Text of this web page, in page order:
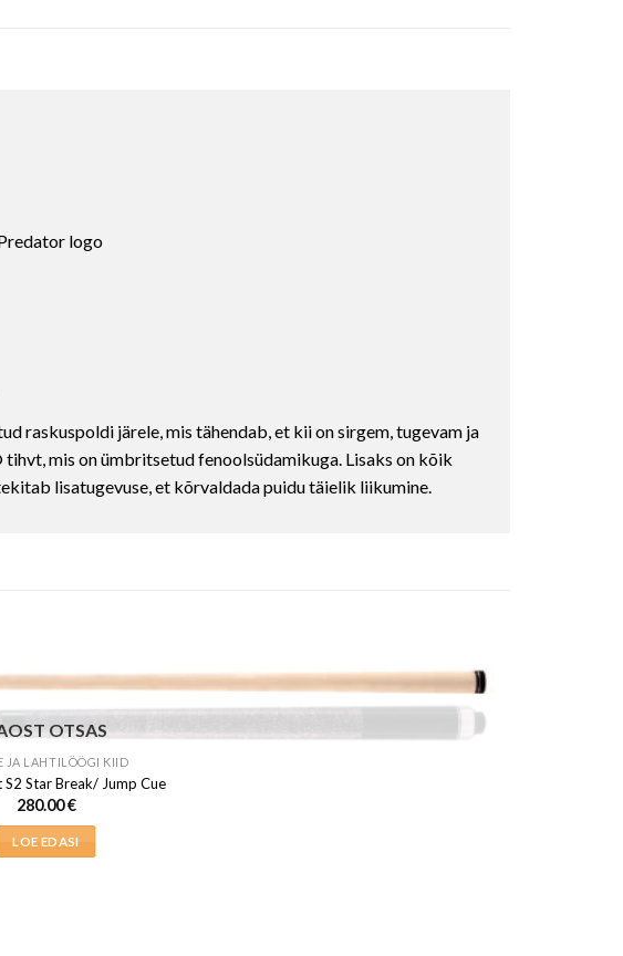
logo
raskuspoldi järele, mis tähendab, et kii on sirgem, tugevam ja
mis on ümbritsetud fenoolsüdamikuga. Lisaks on kõik
lisatugevuse, et kõrvaldada puidu täielik liikumine.
OTSAS
JA LAHTILÖÖGI KIID
Star Break/ Jump Cue
280.00€
LOE EDASI